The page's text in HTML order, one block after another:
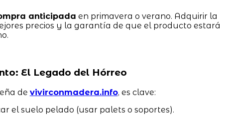
anticipada en primavera o verano. Adquirir la
precios y la garantía de que el producto estará
El Legado del Hórreo
de vivirconmadera.info, es clave:
el suelo pelado (usar palets o soportes).